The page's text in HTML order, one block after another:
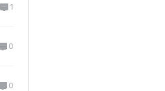
1
0
0